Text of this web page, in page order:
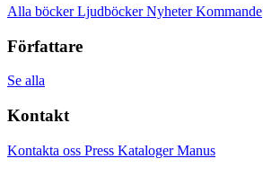
Alla böckerLjudböckerNyheterKommande
Författare
Se alla
Kontakt
Kontakta oss Press KatalogerManus